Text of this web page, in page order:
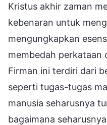
Kristus akhir zaman
kebenaran untuk
mengungkapkan
membedah perkataan
Firman ini terdiri dari
seperti tugas-tugas
manusia seharusnya
bagaimana